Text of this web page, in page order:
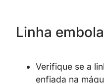
Linha
Verifique se a
enfiada na